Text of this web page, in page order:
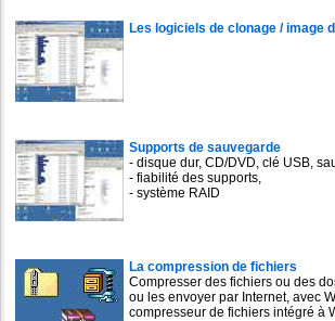
Les logiciels de clonage / image
Supports de sauvegarde
- disque dur, CD/DVD, clé USB,
- fiabilité des supports,
- système RAID
La compression de fichiers
Compresser des fichiers ou des
ou les envoyer par Internet, avec
compresseur de fichiers intégré à